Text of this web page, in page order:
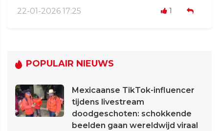
22-01-2026 17:25 1
POPULAIR NIEUWS
Mexicaanse TikTok-influencer
tijdens livestream
doodgeschoten: schokkende
beelden gaan wereldwijd viraal